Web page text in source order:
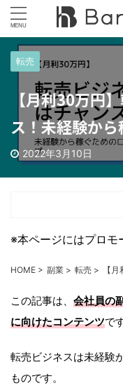
転売
【月利30万円
ス！未経験か
2022年3月10日
※本ページにはプロモ
HOME > 副業 > 転売 > 【
この記事は、 会社員の
に向けたコンテンツで
転売ビジネスは未経験
ものです。